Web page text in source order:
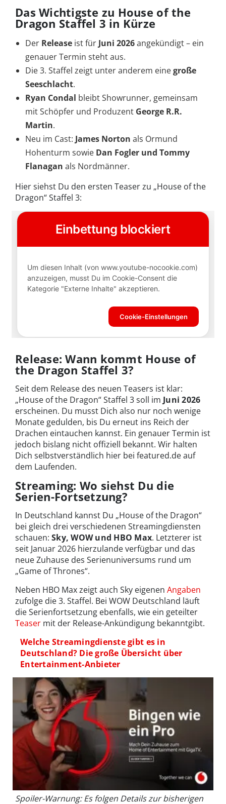
Das Wichtigste zu House of the
Dragon Staffel 3 in Kürze
Der Release ist für Juni 2026angekündigt – ein
genauer Termin steht aus.
Die 3. Staffel zeigt unter anderem einegroße
Seeschlacht.
Ryan Condal bleibt Showrunner, gemeinsam
mit Schöpfer und Produzent George R.R.
Martin.
Neu im Cast: James Norton als Ormund
Hohenturm sowie Dan Fogler und Tommy
Flanagan als Nordmänner.
Hier siehst Du den ersten Teaser zu „House of the
Dragon“ Staffel 3:
Release: Wann kommt House of
the Dragon Staffel 3?
Seit dem Release des neuen Teasers ist klar:
„House of the Dragon“ Staffel 3 soll im Juni 2026
erscheinen. Du musst Dich also nur noch wenige
Monate gedulden, bis Du erneut ins Reich der
Drachen eintauchen kannst. Ein genauer Termin ist
jedoch bislang nicht offiziell bekannt. Wir halten
Dich selbstverständlich hier bei featured.de auf
dem Laufenden.
Streaming: Wo siehst Du die
Serien-Fortsetzung?
In Deutschland kannst Du „House of the Dragon“
bei gleich drei verschiedenen Streamingdiensten
schauen: Sky, WOW und HBO Max. Letzterer ist
seit Januar 2026 hierzulande verfügbar und das
neue Zuhause des Serienuniversums rund um
„Game of Thrones“.
Neben HBO Max zeigt auch Sky eigenen Angaben
zufolge die 3. Staffel. Bei WOW Deutschland läuft
die Serienfortsetzung ebenfalls, wie ein geteilter
Teaser mit der Release-Ankündigung bekanntgibt.
Welche Streamingdienste gibt es in
Deutschland? Die große Übersicht über
Entertainment-Anbieter
Spoiler-Warnung: Es folgen Details zur bisherigen